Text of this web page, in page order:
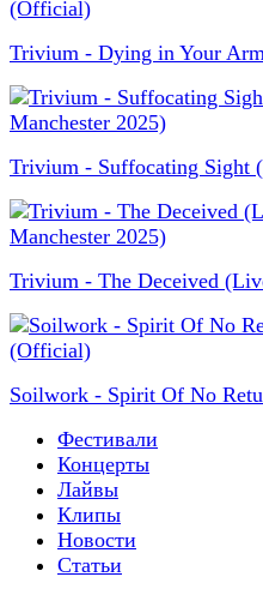
Trivium - Dying in Your
Trivium - Suffocating Sight
Trivium - The Deceived
Soilwork - Spirit Of No
Фестивали
Концерты
Лайвы
Клипы
Новости
Статьи